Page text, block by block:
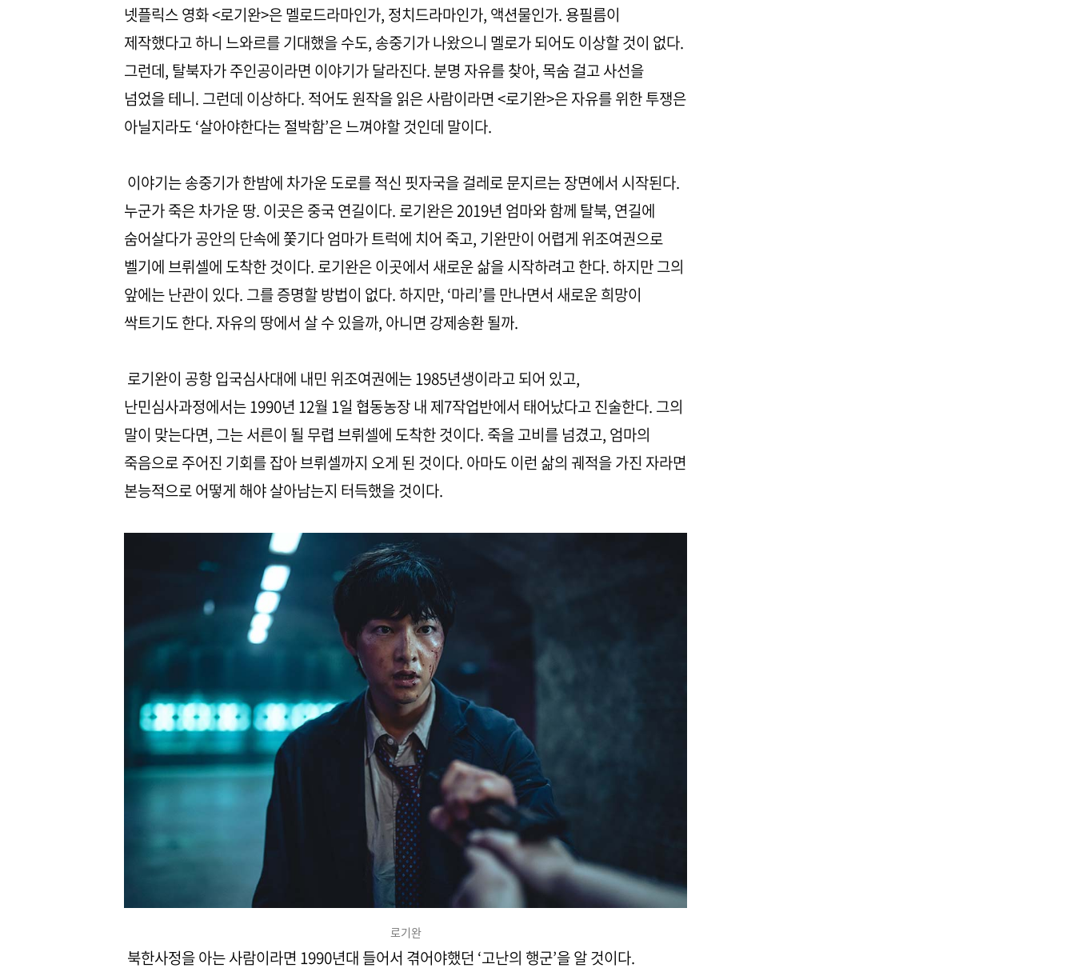
넷플릭스 영화 <로기완>은 멜로드라마인가, 정치드라마인가, 액션물인가. 용필름이
제작했다고 하니 느와르를 기대했을 수도, 송중기가 나왔으니 멜로가 되어도 이상할 것이 없다.
그런데, 탈북자가 주인공이라면 이야기가 달라진다. 분명 자유를 찾아, 목숨 걸고 사선을
넘었을 테니. 그런데 이상하다. 적어도 원작을 읽은 사람이라면 <로기완>은 자유를 위한 투쟁은
아닐지라도 ‘살아야한다는 절박함’은 느껴야할 것인데 말이다.
이야기는 송중기가 한밤에 차가운 도로를 적신 핏자국을 걸레로 문지르는 장면에서 시작된다.
누군가 죽은 차가운 땅. 이곳은 중국 연길이다. 로기완은 2019년 엄마와 함께 탈북, 연길에
숨어살다가 공안의 단속에 쫓기다 엄마가 트럭에 치어 죽고, 기완만이 어렵게 위조여권으로
벨기에 브뤼셀에 도착한 것이다. 로기완은 이곳에서 새로운 삶을 시작하려고 한다. 하지만 그의
앞에는 난관이 있다. 그를 증명할 방법이 없다. 하지만, ‘마리’를 만나면서 새로운 희망이
싹트기도 한다. 자유의 땅에서 살 수 있을까, 아니면 강제송환 될까.
로기완이 공항 입국심사대에 내민 위조여권에는 1985년생이라고 되어 있고,
난민심사과정에서는 1990년 12월 1일 협동농장 내 제7작업반에서 태어났다고 진술한다. 그의
말이 맞는다면, 그는 서른이 될 무렵 브뤼셀에 도착한 것이다. 죽을 고비를 넘겼고, 엄마의
죽음으로 주어진 기회를 잡아 브뤼셀까지 오게 된 것이다. 아마도 이런 삶의 궤적을 가진 자라면
본능적으로 어떻게 해야 살아남는지 터득했을 것이다.
로기완
북한사정을 아는 사람이라면 1990년대 들어서 겪어야했던 ‘고난의 행군’을 알 것이다.